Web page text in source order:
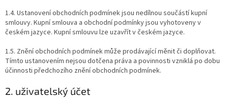
1.4. Ustanovení obchodních podmínek jsou nedílnou součástí kupní
smlouvy. Kupní smlouva a obchodní podmínky jsou vyhotoveny v
českém jazyce. Kupní smlouvu lze uzavřít v českém jazyce.
1.5. Znění obchodních podmínek může prodávající měnit či doplňovat.
Tímto ustanovením nejsou dotčena práva a povinnosti vzniklá po dobu
účinnosti předchozího znění obchodních podmínek.
2. uživatelský účet